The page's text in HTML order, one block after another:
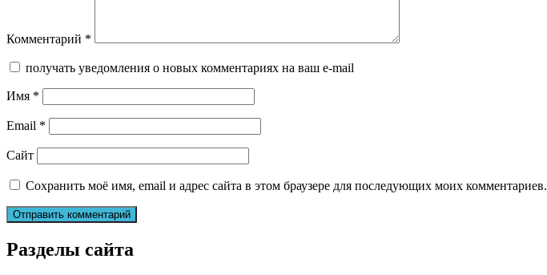
Комментарий *
получать уведомления о новых комментариях на ваш e-mail
Имя *
Email *
Сайт
Сохранить моё имя, email и адрес сайта в этом браузере для последующих моих комментариев.
Разделы сайта